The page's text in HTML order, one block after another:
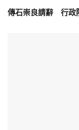
傳石崇良請辭 行政